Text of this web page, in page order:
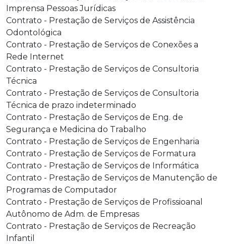
Imprensa Pessoas Jurídicas
Contrato - Prestação de Serviços de Assistência
Odontológica
Contrato - Prestação de Serviços de Conexões a
Rede Internet
Contrato - Prestação de Serviços de Consultoria
Técnica
Contrato - Prestação de Serviços de Consultoria
Técnica de prazo indeterminado
Contrato - Prestação de Serviços de Eng. de
Segurança e Medicina do Trabalho
Contrato - Prestação de Serviços de Engenharia
Contrato - Prestação de Serviços de Formatura
Contrato - Prestação de Serviços de Informática
Contrato - Prestação de Serviços de Manutenção de
Programas de Computador
Contrato - Prestação de Serviços de Profissioanal
Autônomo de Adm. de Empresas
Contrato - Prestação de Serviços de Recreação
Infantil